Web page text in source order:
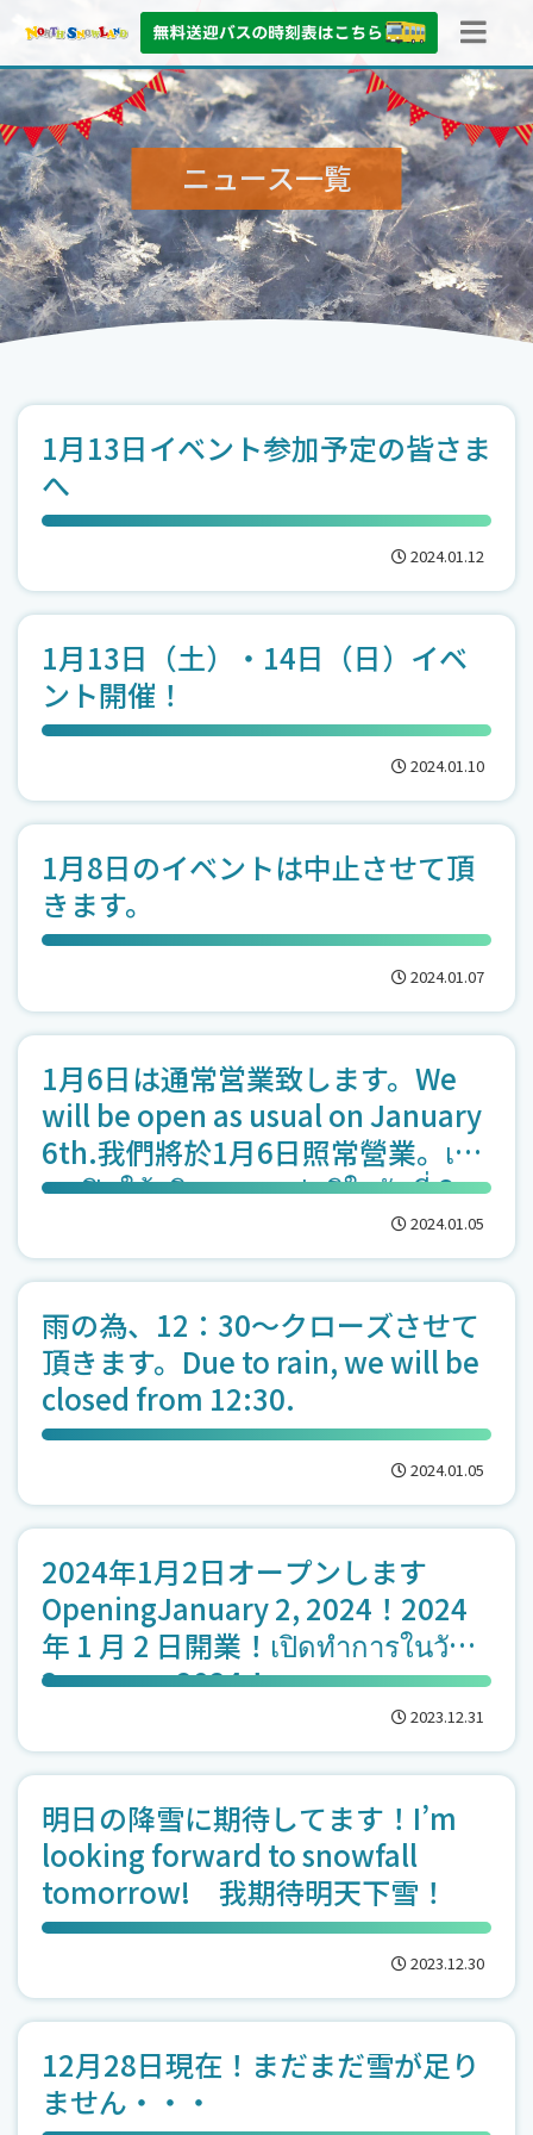
ニュース一覧
1月13日イベント参加予定の皆さま
へ
2024.01.12
1月13日（土）・14日（日）イベ
ント開催！
2024.01.10
1月8日のイベントは中止させて頂
きます。
2024.01.07
1月6日は通常営業致します。We
will be open as usual on January
6th.我們將於1月6日照常營業。เรา
จะเปิดให้บริการตามปกติในวันที่ 6
2024.01.05
雨の為、12：30～クローズさせて
頂きます。Due to rain, we will be
closed from 12:30.
2024.01.05
2024年1月2日オープンします
OpeningJanuary 2, 2024！2024
年 1 月 2 日開業！เปิดทำการในวันที่
2 มกราคม 2024！
2023.12.31
明日の降雪に期待してます！I’m
looking forward to snowfall
tomorrow! 我期待明天下雪！
2023.12.30
12月28日現在！まだまだ雪が足り
ません・・・